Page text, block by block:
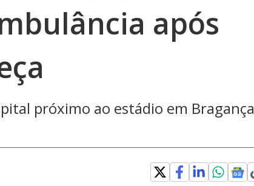
após
próximo ao estádio em Bragança